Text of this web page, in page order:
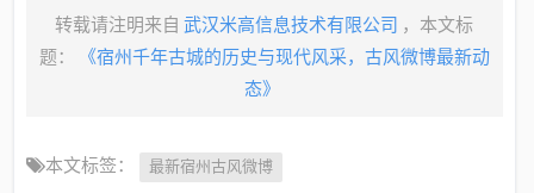
转载请注明来自 武汉米高信息技术有限公司 ，本文标
题：
《宿州千年古城的历史与现代风采，古风微博最新动
态》
本文标签： 最新宿州古风微博